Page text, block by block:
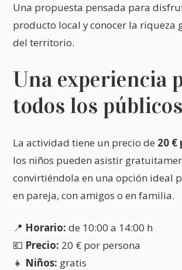
Una propuesta pensada para
producto local y conocer la riqueza
del territorio.
Una experiencia
todos los públicos
La actividad tiene un precio de 20 €
los niños pueden asistir
convirtiéndola en una opción ideal
en pareja, con amigos o en familia.
📍 Horario: de 10:00 a 14:00 h
💶 Precio: 20 € por persona
👧 Niños: gratis